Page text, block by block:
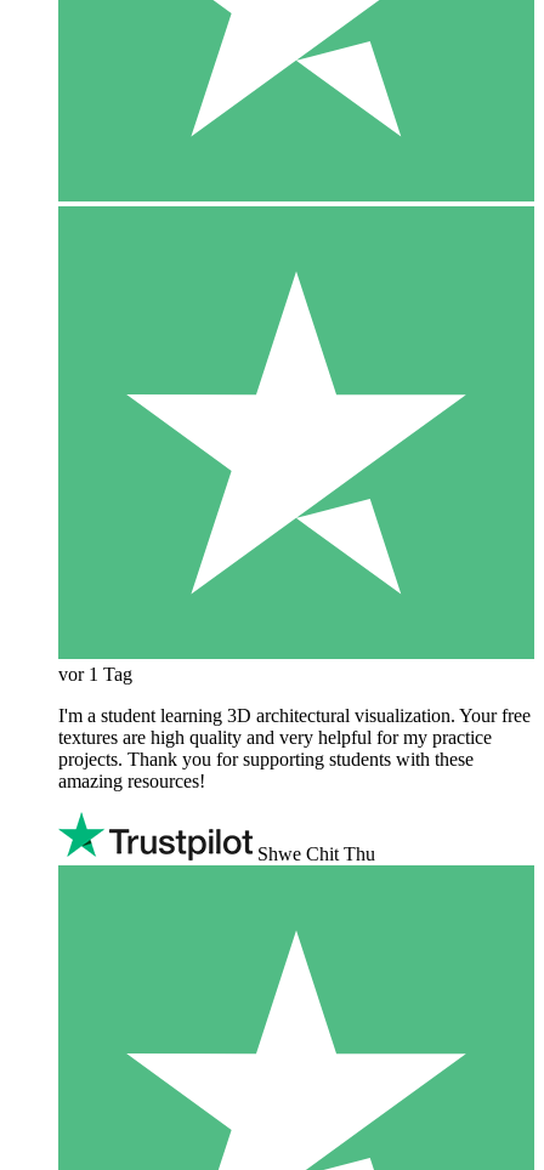
vor 1 Tag
I'm a student learning 3D architectural visualization. Your free
textures are high quality and very helpful for my practice
projects. Thank you for supporting students with these
amazing resources!
Shwe Chit Thu